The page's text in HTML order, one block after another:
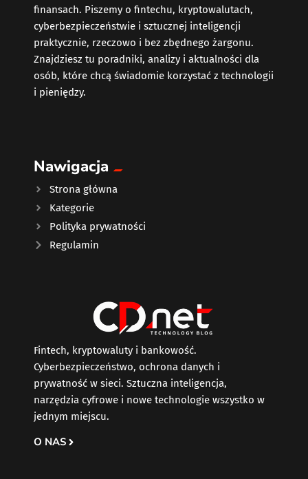
finansach. Piszemy o fintechu, kryptowalutach,
cyberbezpieczeństwie i sztucznej inteligencji
praktycznie, rzeczowo i bez zbędnego żargonu.
Znajdziesz tu poradniki, analizy i aktualności dla
osób, które chcą świadomie korzystać z technologii
i pieniędzy.
Nawigacja
Strona główna
Kategorie
Polityka prywatności
Regulamin
Fintech, kryptowaluty i bankowość.
Cyberbezpieczeństwo, ochrona danych i
prywatność w sieci. Sztuczna inteligencja,
narzędzia cyfrowe i nowe technologie wszystko w
jednym miejscu.
O NAS